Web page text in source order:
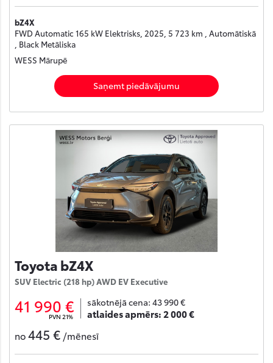
bZ4X
FWD Automatic 165 kW Elektrisks, 2025, 5 723 km , Automātiskā
, Black Metāliska
WESS Mārupē
Saņemt piedāvājumu
Toyota bZ4X
SUV Electric (218 hp) AWD EV Executive
41 990 €
PVN 21%
sākotnējā cena: 43 990 €
atlaides apmērs:2 000 €
no445 € /mēnesī